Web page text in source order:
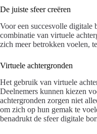
De juiste sfeer creëren
Voor een succesvolle digitale
combinatie van virtuele
zich meer betrokken voelen,
Virtuele achtergronden
Het gebruik van virtuele
Deelnemers kunnen kiezen
achtergronden zorgen niet
om zich op hun gemak te
benadrukt de sfeer digitale